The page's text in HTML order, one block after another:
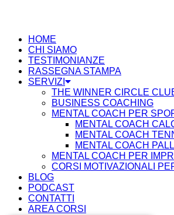
HOME
CHI SIAMO
TESTIMONIANZE
RASSEGNA STAMPA
SERVIZI
THE WINNER CIRCLE
BUSINESS COACHING
MENTAL COACH PER
MENTAL COACH
MENTAL COACH
MENTAL COACH
MENTAL COACH PER
CORSI MOTIVAZIONALI
BLOG
PODCAST
CONTATTI
AREA CORSI